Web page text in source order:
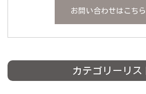
お問い合わせはこち
カテゴリーリス